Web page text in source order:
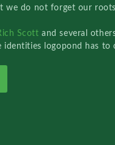
we do not forget our
Scottand several
identities logopond has to